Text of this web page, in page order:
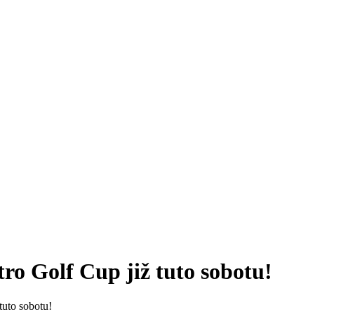
Golf Cup již tuto sobotu!
sobotu!